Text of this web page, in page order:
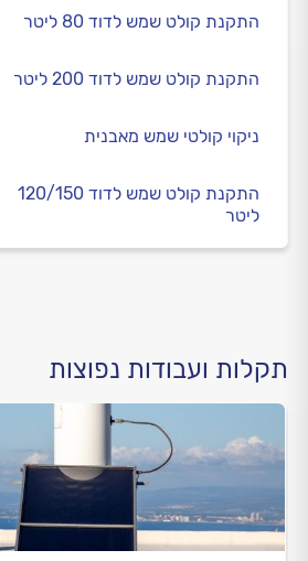
התקנת קולט שמש לדוד 80 ליטר
התקנת קולט שמש לדוד 200 ליטר
ניקוי קולטי שמש מאבנית
התקנת קולט שמש לדוד 120/150
ליטר
תקלות ועבודות נפוצות